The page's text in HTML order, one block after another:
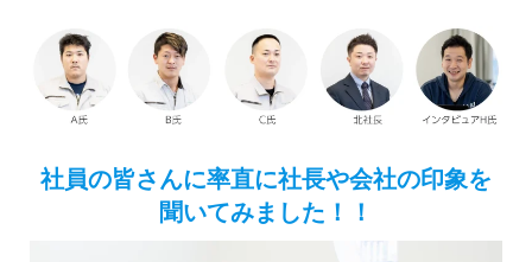
社員の皆さんに率直に社長や会社の印象を
聞いてみました！！